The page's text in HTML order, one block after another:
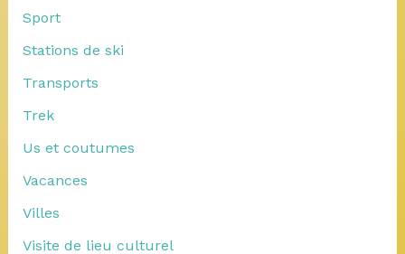
Sport
Stations de ski
Transports
Trek
Us et coutumes
Vacances
Villes
Visite de lieu culturel